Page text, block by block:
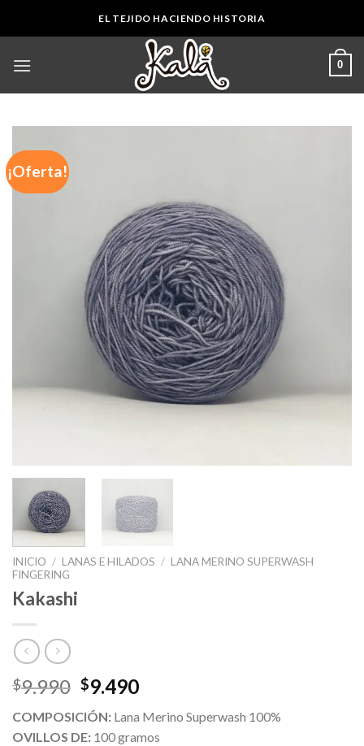
EL TEJIDO HACIENDO HISTORIA
0
¡Oferta!
INICIO / LANAS E HILADOS / LANA MERINO SUPERWASH
FINGERING
Kakashi
$9.990 $9.490
COMPOSICIÓN: Lana Merino Superwash 100%
OVILLOS DE: 100 gramos